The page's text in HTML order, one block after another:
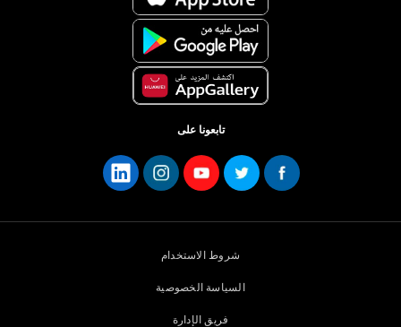
تابعونا على
شروط الاستخدام
السياسة الخصوصية
فريق الإدارة